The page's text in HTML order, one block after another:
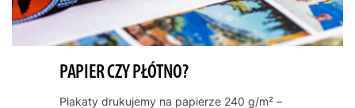
PAPIER CZY PŁÓTNO?
Plakaty drukujemy na papierze 240 g/m² –